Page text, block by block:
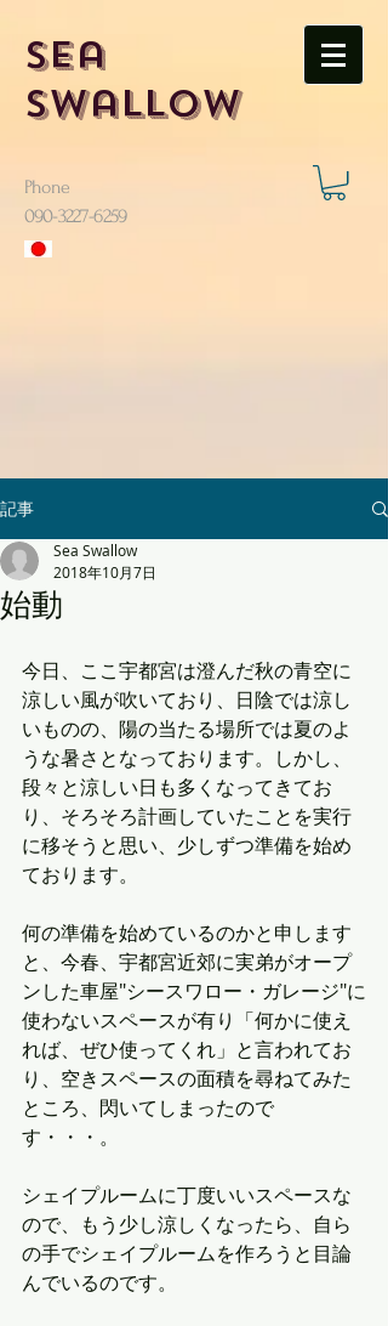
Sea
Swallow
Phone
​090-3227-6259
記事
始動
Sea Swallow
2018年10月7日
今日、ここ宇都宮は澄んだ秋の青空に
涼しい風が吹いており、日陰では涼し
いものの、陽の当たる場所では夏のよ
うな暑さとなっております。しかし、
段々と涼しい日も多くなってきてお
り、そろそろ計画していたことを実行
に移そうと思い、少しずつ準備を始め
ております。
何の準備を始めているのかと申します
と、今春、宇都宮近郊に実弟がオープ
ンした車屋"シースワロー・ガレージ"に
使わないスペースが有り「何かに使え
れば、ぜひ使ってくれ」と言われてお
り、空きスペースの面積を尋ねてみた
ところ、閃いてしまったので
す・・・。
シェイプルームに丁度いいスペースな
ので、もう少し涼しくなったら、自ら
の手でシェイプルームを作ろうと目論
んでいるのです。